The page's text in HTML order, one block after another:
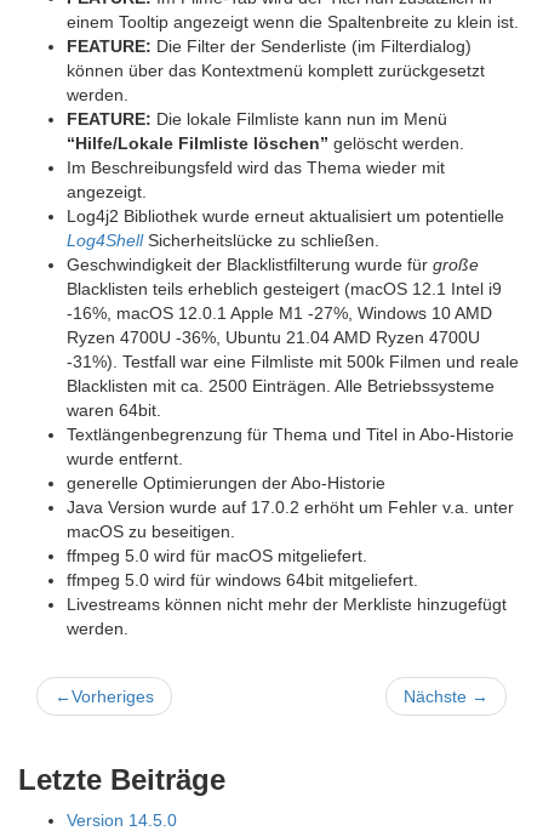
einem Tooltip angezeigt wenn die Spaltenbreite zu klein ist.
FEATURE: Die Filter der Senderliste (im Filterdialog)
können über das Kontextmenü komplett zurückgesetzt
werden.
FEATURE: Die lokale Filmliste kann nun im Menü
“Hilfe/Lokale Filmliste löschen” gelöscht werden.
Im Beschreibungsfeld wird das Thema wieder mit
angezeigt.
Log4j2 Bibliothek wurde erneut aktualisiert um potentielle
Log4ShellSicherheitslücke zu schließen.
Geschwindigkeit der Blacklistfilterung wurde für große
Blacklisten teils erheblich gesteigert (macOS 12.1 Intel i9
-16%, macOS 12.0.1 Apple M1 -27%, Windows 10 AMD
Ryzen 4700U -36%, Ubuntu 21.04 AMD Ryzen 4700U
-31%). Testfall war eine Filmliste mit 500k Filmen und reale
Blacklisten mit ca. 2500 Einträgen. Alle Betriebssysteme
waren 64bit.
Textlängenbegrenzung für Thema und Titel in Abo-Historie
wurde entfernt.
generelle Optimierungen der Abo-Historie
Java Version wurde auf 17.0.2 erhöht um Fehler v.a. unter
macOS zu beseitigen.
ffmpeg 5.0 wird für macOS mitgeliefert.
ffmpeg 5.0 wird für windows 64bit mitgeliefert.
Livestreams können nicht mehr der Merkliste hinzugefügt
werden.
←Vorheriges Nächste →
Letzte Beiträge
Version 14.5.0